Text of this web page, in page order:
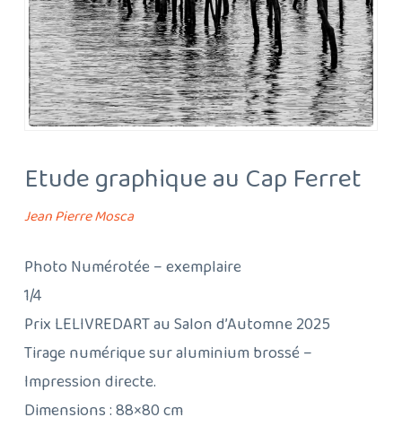
Etude graphique au Cap Ferret
Jean Pierre Mosca
Photo Numérotée – exemplaire
1/4
Prix LELIVREDART au Salon d’Automne 2025
Tirage numérique sur aluminium brossé –
Impression directe.
Dimensions : 88×80 cm